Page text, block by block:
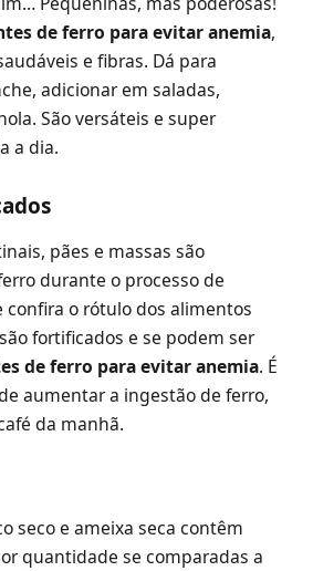
de ferro para evitar anemia,
e fibras. Dá para
adicionar em saladas,
São versáteis e super
a dia.
pães e massas são
durante o processo de
confira o rótulo dos alimentos
fortificados e se podem ser
de ferro para evitar anemia. É
aumentar a ingestão de ferro,
da manhã.
seco e ameixa seca contêm
quantidade se comparadas a